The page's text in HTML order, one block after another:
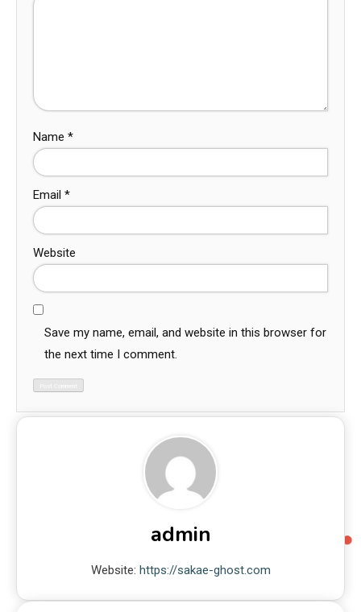
Name *
Email *
Website
Save my name, email, and website in this browser for
the next time I comment.
admin
Website: https://sakae-ghost.com